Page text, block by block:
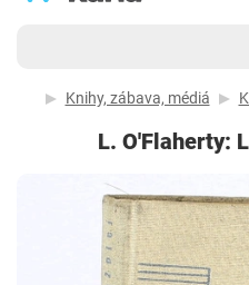
Knihy, zábava, médiá
L. O'Flaherty: